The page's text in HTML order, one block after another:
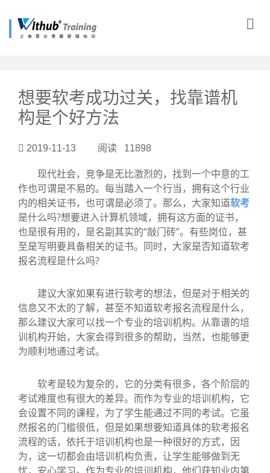
想要软考成功过关，找靠谱机
构是个好方法
2019-11-13 阅读 11898
现代社会，竞争是无比激烈的，找到一个中意的工
作也可谓是不易的。每当踏入一个行当，拥有这个行业
内的相关证书，也可谓是必须了。那么，大家知道软考
是什么吗?想要进入计算机领域，拥有这方面的证书，
也是很有用的，是名副其实的“敲门砖”。有些岗位，甚
至是写明要具备相关的证书。同时，大家是否知道软考
报名流程是什么吗?
建议大家如果有进行软考的想法，但是对于相关的
信息又不太的了解，甚至不知道软考报名流程是什么，
那么建议大家可以找一个专业的培训机构。从靠谱的培
训机构开始，大家会得到很多的帮助，当然，也能够更
为顺利地通过考试。
软考是较为复杂的，它的分类有很多，各个阶层的
考试难度也有很大的差异。而作为专业的培训机构，它
会设置不同的课程，为了学生能通过不同的考试。它虽
然报名的门槛很低，但是如果想要知道具体的软考报名
流程的话，依托于培训机构也是一种很好的方式，因
为，这一切都会由培训机构负责，让学生能够做到无